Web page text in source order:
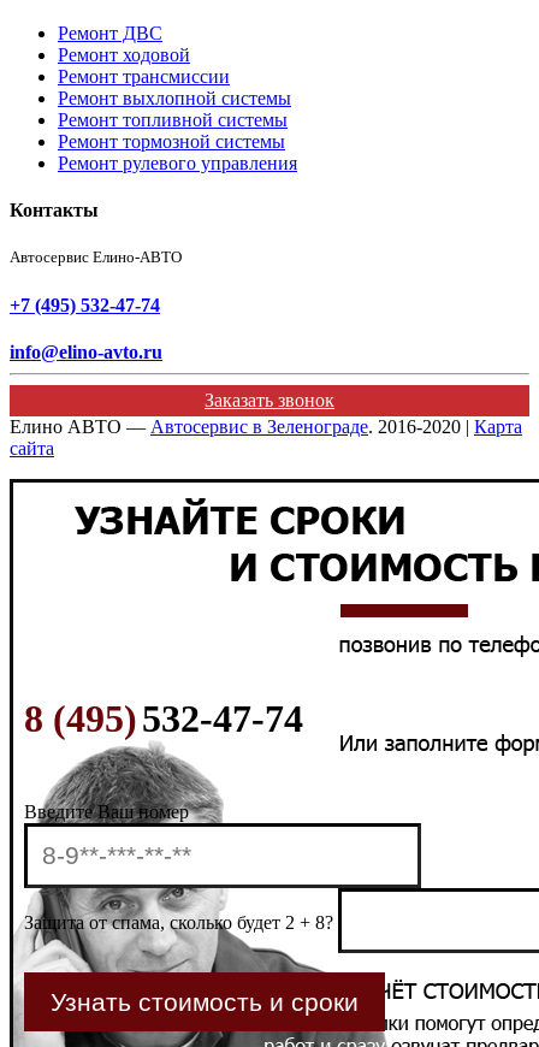
Ремонт ДВС
Ремонт ходовой
Ремонт трансмиссии
Ремонт выхлопной системы
Ремонт топливной системы
Ремонт тормозной системы
Ремонт рулевого управления
Контакты
Автосервис Елино-АВТО
+7 (495) 532-47-74
info@elino-avto.ru
Заказать звонок
Елино АВТО — Автосервис в Зеленограде. 2016-2020 | Карта
сайта
8 (495)532-47-74
Введите Ваш номер
Защита от спама, сколько будет 2 + 8?